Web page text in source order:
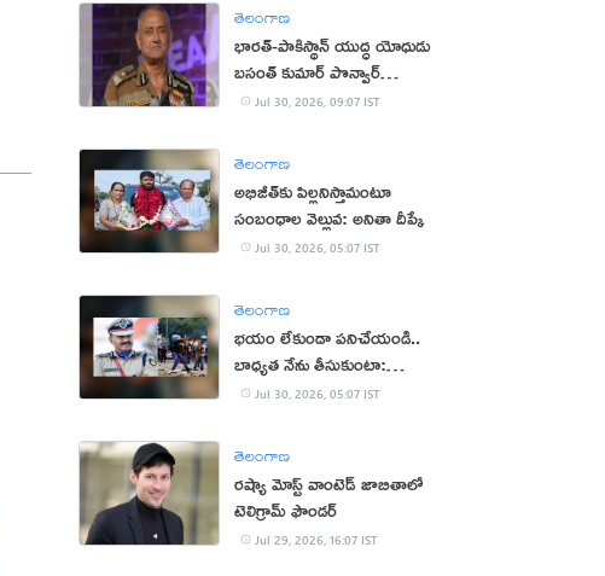
తెలంగాణ
భార‌త్‌-పాకిస్థాన్ యుద్ధ యోధుడు
బ‌సంత్ కుమార్ పొన్వార్‌
క‌న్నుమూత‌
Jul 30, 2026, 09:07 IST
తెలంగాణ
అభిజీత్‌కు పిల్ల‌నిస్తామంటూ
సంబంధాల వెల్లువ: అనితా దీప్కే
Jul 30, 2026, 05:07 IST
తెలంగాణ
భ‌యం లేకుండా ప‌నిచేయండి..
బాధ్య‌త నేను తీసుకుంటా:
సీఆర్పీఎఫ్ చీఫ్
Jul 30, 2026, 05:07 IST
తెలంగాణ
రష్యా మోస్ట్ వాంటెడ్ జాబితాలో
టెలిగ్రామ్ ఫౌండర్
Jul 29, 2026, 16:07 IST